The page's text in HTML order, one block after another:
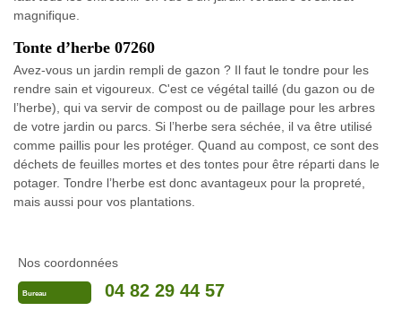
magnifique.
Tonte d’herbe 07260
Avez-vous un jardin rempli de gazon ? Il faut le tondre pour les
rendre sain et vigoureux. C'est ce végétal taillé (du gazon ou de
l’herbe), qui va servir de compost ou de paillage pour les arbres
de votre jardin ou parcs. Si l’herbe sera séchée, il va être utilisé
comme paillis pour les protéger. Quand au compost, ce sont des
déchets de feuilles mortes et des tontes pour être réparti dans le
potager. Tondre l’herbe est donc avantageux pour la propreté,
mais aussi pour vos plantations.
Nos coordonnées
Bureau 04 82 29 44 57